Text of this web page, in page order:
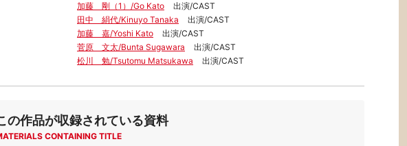
加藤 剛（1）/Go Kato
出演/CAST
田中 絹代/Kinuyo Tanaka
出演/CAST
加藤 嘉/Yoshi Kato
出演/CAST
菅原 文太/Bunta Sugawara
出演/CAST
松川 勉/Tsutomu Matsukawa
出演/CAST
の作品が収録されている資料
CONTAINING TITLE